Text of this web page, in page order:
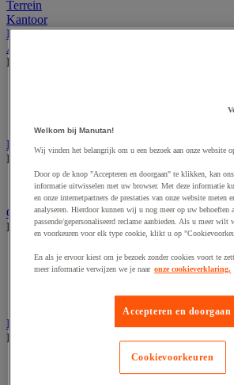
Terrein
Kantoor
Horeca
Atletiek
Bekijk de hele productgroep
Buitenspeeltuin
Bekijk de hele productgroep
Groot XXL buitenspel
Gymnastiek en artistieke sport
Bekijk de hele productgroep
Circuskunst
Gymuitrusting
Krachttraining en fitness
Bekijk de hele productgroep
Welkom bij Manutan!
Wij vinden het belangrijk om u een bezoek aan onze website
Door op de knop "Accepteren en doorgaan" te klikken, kan
informatie uitwisselen met uw browser. Met deze informatie
en onze internetpartners de prestaties van onze website meten
analyseren. Hierdoor kunnen wij u nog meer op uw behoeften
passende/gepersonaliseerd reclame aanbieden. Als u meer wilt
en voorkeuren voor elk type cookie, klikt u op
En als je ervoor kiest om je bezoek zonder cookies voort te
meer informatie verwijzen we je naar onze cookieverklaring.
Accepteren en doorgaan
Cookievoorkeuren